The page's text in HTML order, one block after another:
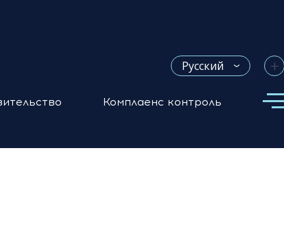
Русский +
Комплаенс контроль